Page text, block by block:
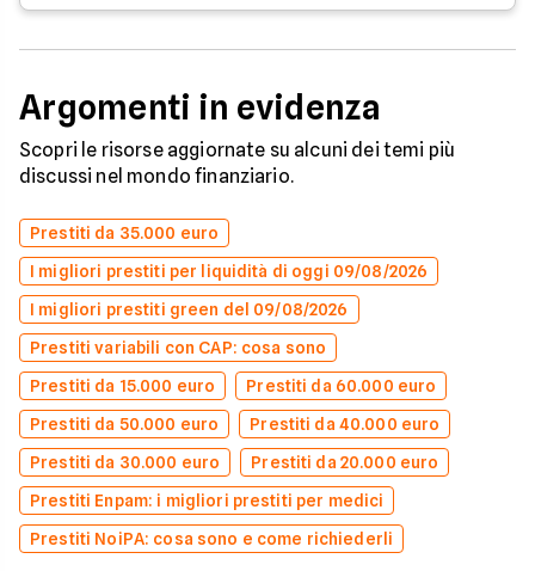
Argomenti in evidenza
Scopri le risorse aggiornate su alcuni dei temi più
discussi nel mondo finanziario.
Prestiti da 35.000 euro
I migliori prestiti per liquidità di oggi 09/08/2026
I migliori prestiti green del 09/08/2026
Prestiti variabili con CAP: cosa sono
Prestiti da 15.000 euro
Prestiti da 60.000 euro
Prestiti da 50.000 euro
Prestiti da 40.000 euro
Prestiti da 30.000 euro
Prestiti da 20.000 euro
Prestiti Enpam: i migliori prestiti per medici
Prestiti NoiPA: cosa sono e come richiederli